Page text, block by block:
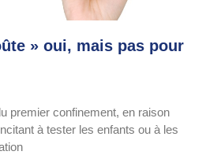
» oui, mais pas pour
premier confinement, en raison
à tester les enfants ou à les